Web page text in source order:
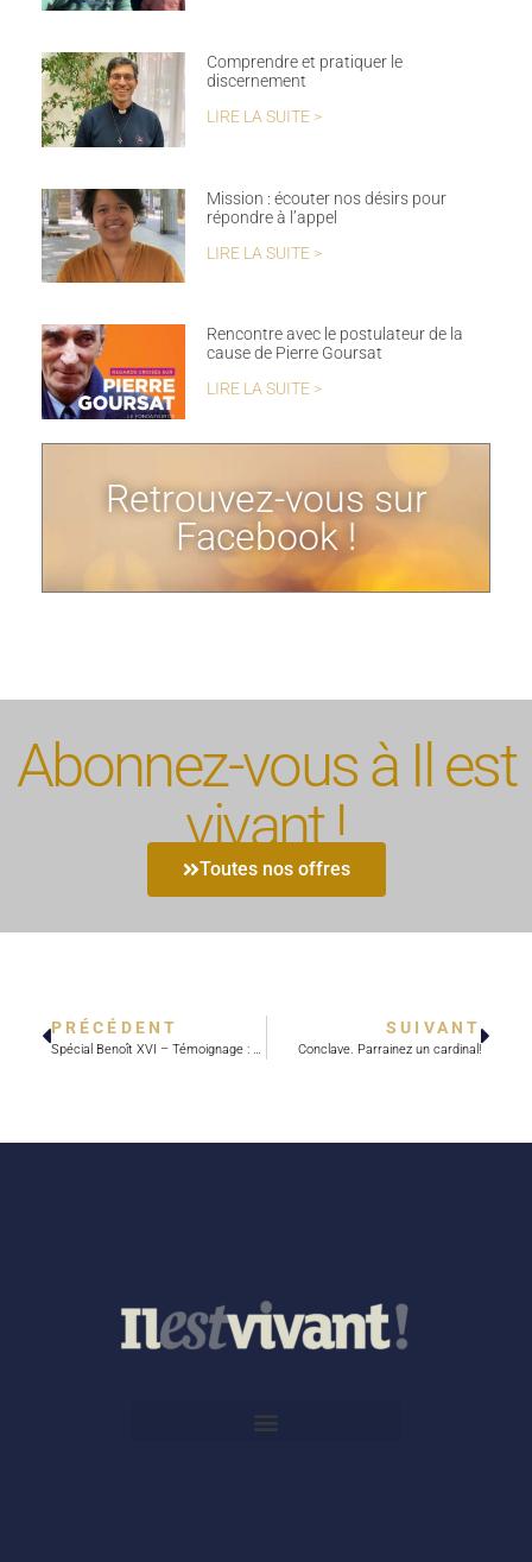
Comprendre et pratiquer le
discernement
LIRE LA SUITE >
Mission : écouter nos désirs pour
répondre à l’appel
LIRE LA SUITE >
Rencontre avec le postulateur de la
cause de Pierre Goursat
LIRE LA SUITE >
Retrouvez-vous sur
Facebook !
Abonnez-vous à Il est
vivant !
Toutes nos offres
PRÉCÉDENT
Spécial Benoît XVI – Témoignage : « Il restera pour moi le Pape de la compassion »
SUIVANT
Conclave. Parrainez un cardinal!